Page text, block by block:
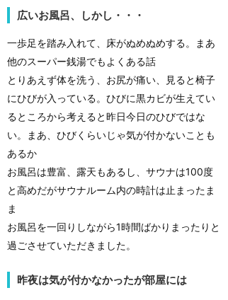
広いお風呂、しかし・・・
一歩足を踏み入れて、床がぬめぬめする。まあ
他のスーパー銭湯でもよくある話
とりあえず体を洗う、お尻が痛い、見ると椅子
にひびが入っている。ひびに黒カビが生えてい
るところから考えると昨日今日のひびではな
い。まあ、ひびくらいじゃ気が付かないことも
あるか
お風呂は豊富、露天もあるし、サウナは100度
と高めだがサウナルーム内の時計は止まったま
ま
お風呂を一回りしながら1時間ばかりまったりと
過ごさせていただきました。
昨夜は気が付かなかったが部屋には